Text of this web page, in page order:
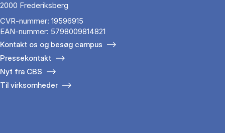
2000 Frederiksberg
CVR-nummer: 19596915
EAN-nummer: 5798009814821
Kontakt os og besøg campus
Pressekontakt
Nyt fra CBS
Til virksomheder